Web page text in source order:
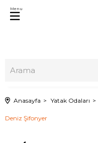
Menu
Anasayfa Yatak Odaları
Deniz Şifonyer